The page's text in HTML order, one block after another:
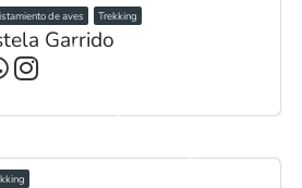
de aves Trekking
Garrido